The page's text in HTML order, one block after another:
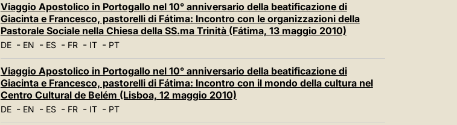
Viaggio Apostolico in Portogallo nel 10° anniversario della beatificazione di
Giacinta e Francesco, pastorelli di Fátima: Incontro con le organizzazioni della
Pastorale Sociale nella Chiesa della SS.ma Trinità (Fátima, 13 maggio 2010)
DE- EN - ES- FR- IT- PT
Viaggio Apostolico in Portogallo nel 10° anniversario della beatificazione di
Giacinta e Francesco, pastorelli di Fátima: Incontro con il mondo della cultura nel
Centro Cultural de Belém (Lisboa, 12 maggio 2010)
DE- EN - ES- FR- IT- PT